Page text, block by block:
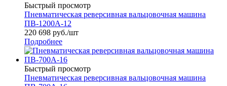
Быстрый просмотр
Пневматическая реверсивная вальцовочная машина
ПВ-1200А-12
220 698 руб./шт
Подробнее
Быстрый просмотр
Пневматическая реверсивная вальцовочная машина